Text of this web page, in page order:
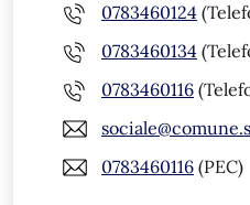
0783460124
0783460134
0783460116
0783460116 (PEC)